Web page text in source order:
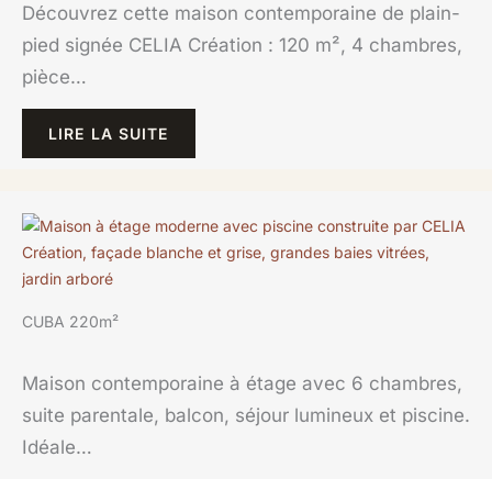
Découvrez cette maison contemporaine de plain-
pied signée CELIA Création : 120 m², 4 chambres,
pièce…
LIRE LA SUITE
CUBA 220m²
Maison contemporaine à étage avec 6 chambres,
suite parentale, balcon, séjour lumineux et piscine.
Idéale…